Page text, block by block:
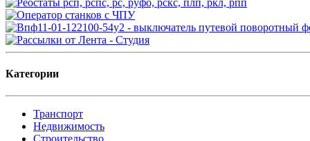
Категории
Транспорт
Недвижимость
Строительство